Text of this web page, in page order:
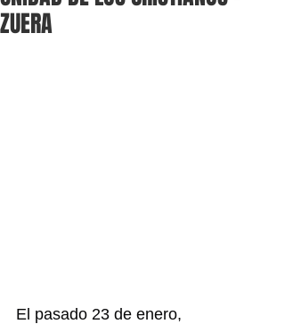
ZUERA
El pasado 23 de enero,